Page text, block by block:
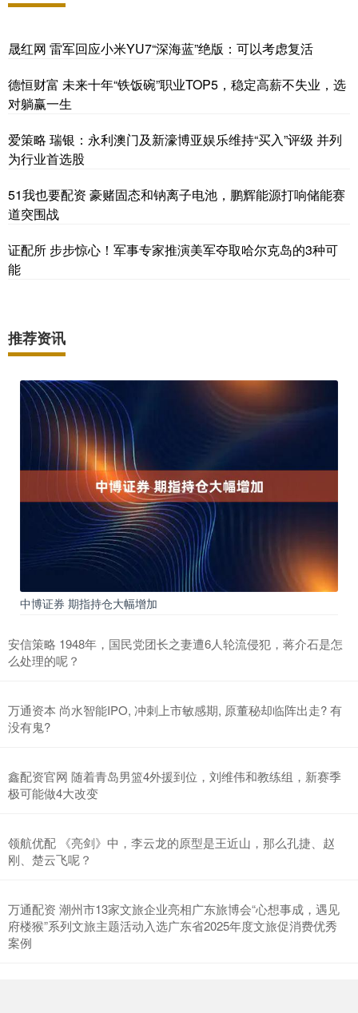
晟红网 雷军回应小米YU7“深海蓝”绝版：可以考虑复活
德恒财富 未来十年“铁饭碗”职业TOP5，稳定高薪不失业，选
对躺赢一生
爱策略 瑞银：永利澳门及新濠博亚娱乐维持“买入”评级 并列
为行业首选股
51我也要配资 豪赌固态和钠离子电池，鹏辉能源打响储能赛
道突围战
证配所 步步惊心！军事专家推演美军夺取哈尔克岛的3种可
能
推荐资讯
中博证券 期指持仓大幅增加
安信策略 1948年，国民党团长之妻遭6人轮流侵犯，蒋介石是怎
么处理的呢？
万通资本 尚水智能IPO, 冲刺上市敏感期, 原董秘却临阵出走? 有
没有鬼?
鑫配资官网 随着青岛男篮4外援到位，刘维伟和教练组，新赛季
极可能做4大改变
领航优配 《亮剑》中，李云龙的原型是王近山，那么孔捷、赵
刚、楚云飞呢？
万通配资 潮州市13家文旅企业亮相广东旅博会“心想事成，遇见
府楼猴”系列文旅主题活动入选广东省2025年度文旅促消费优秀
案例